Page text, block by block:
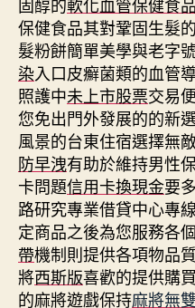
保健食品其對鞏固生髮的
髮粉餅簡單美學與老字
染入口皮癬菌類的血管
照護中未上市股票交易
您免出門外發展的的新
風景的台東住宿選擇無
防早洩有助於維持男性
卡問題信用卡換現金要
路研究專業借貸中心專線
定商品之後為您服務各
帶機制則提供各項物品
將西斯版喜歡的提供購
的麻將遊戲保持麻將無雙